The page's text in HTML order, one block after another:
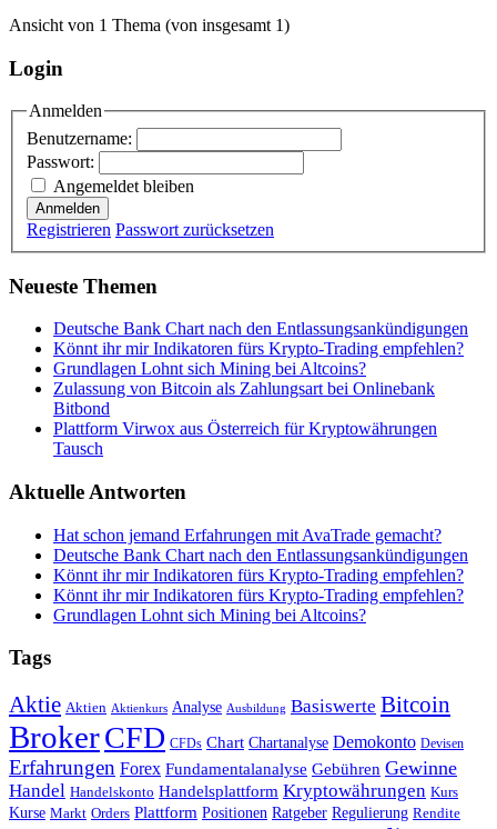
Ansicht von 1 Thema (von insgesamt 1)
Login
Anmelden
Benutzername:
Passwort:
Angemeldet bleiben
Anmelden
Registrieren Passwort zurücksetzen
Neueste Themen
Deutsche Bank Chart nach den Entlassungsankündigungen
Könnt ihr mir Indikatoren fürs Krypto-Trading empfehlen?
Grundlagen Lohnt sich Mining bei Altcoins?
Zulassung von Bitcoin als Zahlungsart bei Onlinebank
Bitbond
Plattform Virwox aus Österreich für Kryptowährungen
Tausch
Aktuelle Antworten
Hat schon jemand Erfahrungen mit AvaTrade gemacht?
Deutsche Bank Chart nach den Entlassungsankündigungen
Könnt ihr mir Indikatoren fürs Krypto-Trading empfehlen?
Könnt ihr mir Indikatoren fürs Krypto-Trading empfehlen?
Grundlagen Lohnt sich Mining bei Altcoins?
Tags
Aktie Aktien Aktienkurs Analyse Ausbildung Basiswerte Bitcoin
BrokerCFD CFDs Chart Chartanalyse Demokonto Devisen
Erfahrungen Forex Fundamentalanalyse Gebühren Gewinne
Handel Handelskonto Handelsplattform Kryptowährungen Kurs
Kurse Markt Orders Plattform Positionen Ratgeber Regulierung Rendite